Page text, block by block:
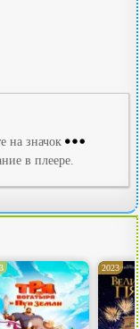
на значок
в плеере.
2023